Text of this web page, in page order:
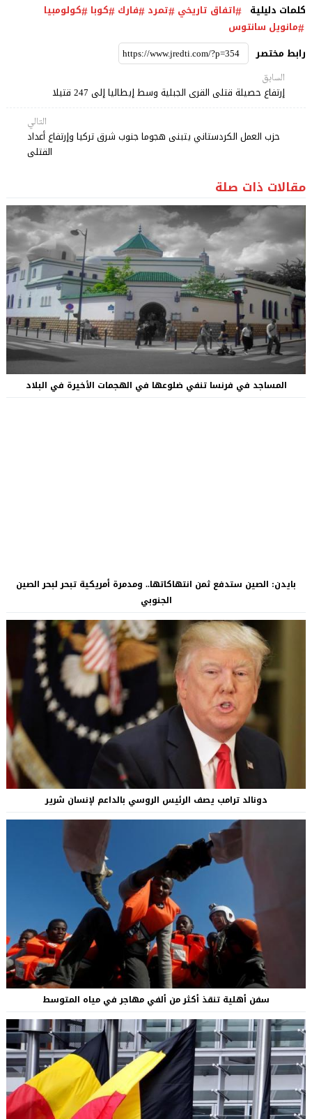
كلمات دليلية اتفاق تاريخي تمرد فارك كوبا كولومبيا
مانويل سانتوس
رابط مختصر
السابق
إرتفاع حصيلة قتلى القرى الجبلية وسط إيطاليا إلى 247 قتيلا
التالي
حزب العمل الكردستاني يتبنى هجوما جنوب شرق تركيا وإرتفاع أعداد
القتلى
مقالات ذات صلة
المساجد في فرنسا تنفي ضلوعها في الهجمات الأخيرة في البلاد
بايدن: الصين ستدفع ثمن انتهاكاتها.. ومدمرة أمريكية تبحر لبحر الصين
الجنوبي
دونالد ترامب يصف الرئيس الروسي بالداعم لإنسان شرير
سفن أهلية تنقذ أكثر من ألفي مهاجر في مياه المتوسط